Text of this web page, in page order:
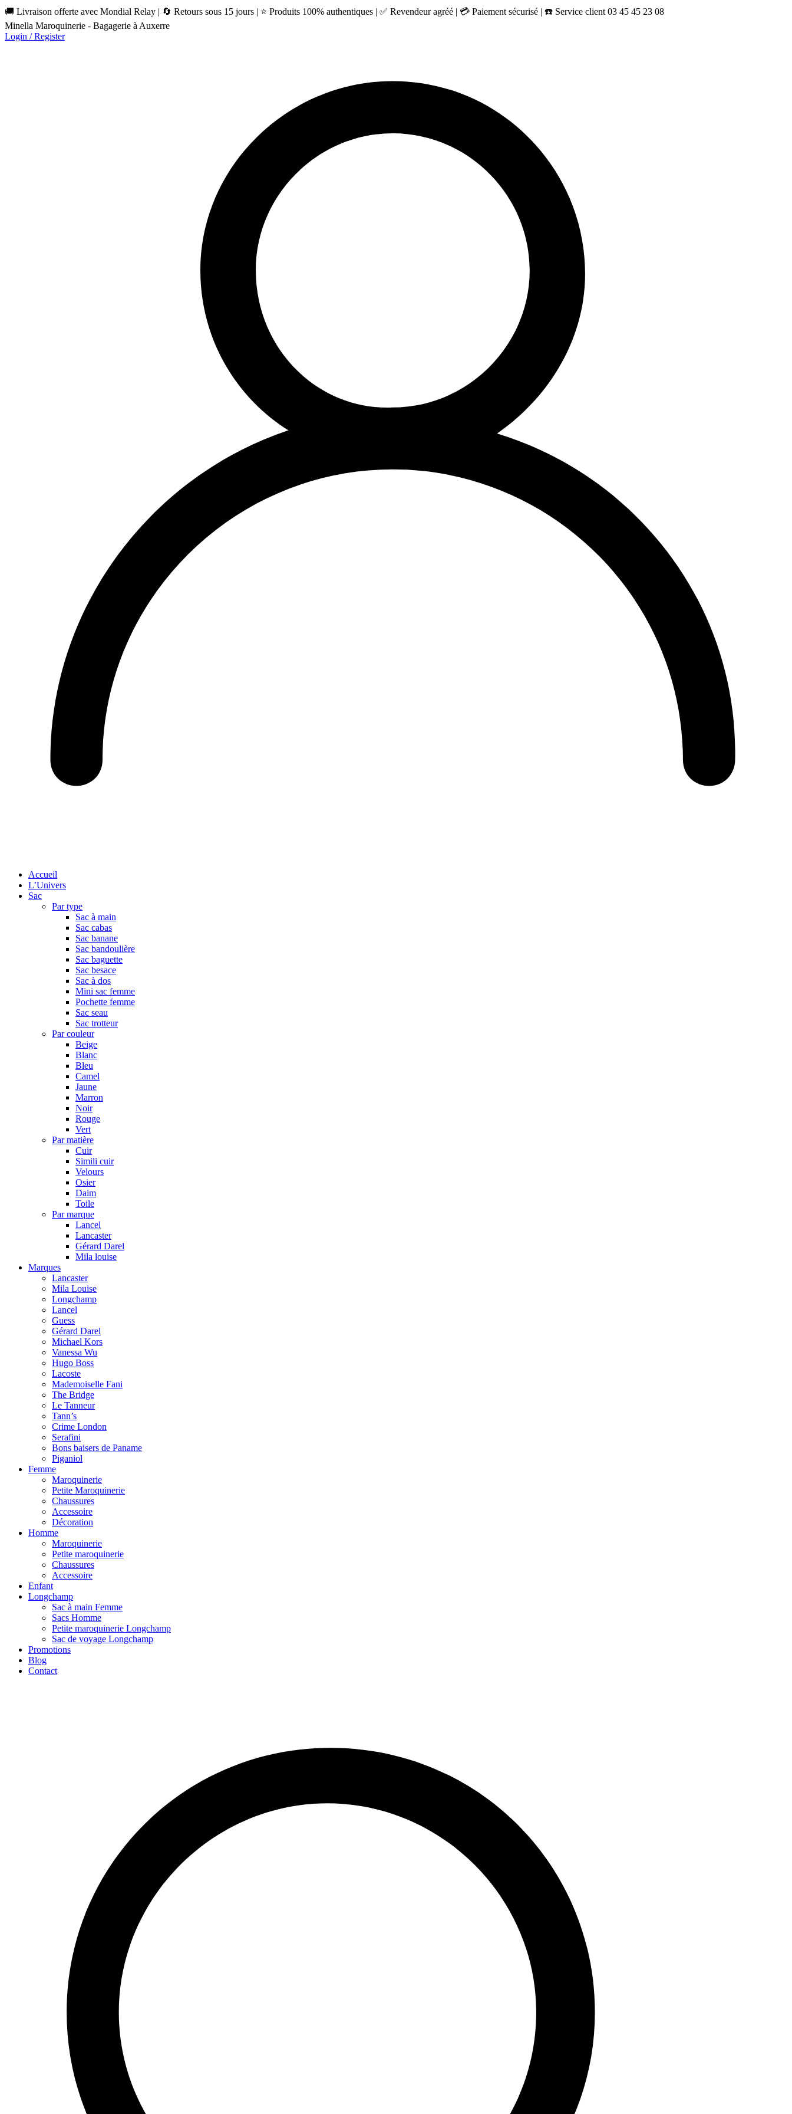
🚚 Livraison offerte avec Mondial Relay | 🔄 Retours sous 15 jours | ⭐ Produits 100% authentiques | ✅ Revendeur agréé | 💳 Paiement sécurisé | ☎️ Service client 03 45 45 23 08
Minella Maroquinerie - Bagagerie à Auxerre
Login / Register
Accueil
L’Univers
Sac
Par type
Sac à main
Sac cabas
Sac banane
Sac bandoulière
Sac baguette
Sac besace
Sac à dos
Mini sac femme
Pochette femme
Sac seau
Sac trotteur
Par couleur
Beige
Blanc
Bleu
Camel
Jaune
Marron
Noir
Rouge
Vert
Par matière
Cuir
Simili cuir
Velours
Osier
Daim
Toile
Par marque
Lancel
Lancaster
Gérard Darel
Mila louise
Marques
Lancaster
Mila Louise
Longchamp
Lancel
Guess
Gérard Darel
Michael Kors
Vanessa Wu
Hugo Boss
Lacoste
Mademoiselle Fani
The Bridge
Le Tanneur
Tann’s
Crime London
Serafini
Bons baisers de Paname
Piganiol
Femme
Maroquinerie
Petite Maroquinerie
Chaussures
Accessoire
Décoration
Homme
Maroquinerie
Petite maroquinerie
Chaussures
Accessoire
Enfant
Longchamp
Sac à main Femme
Sacs Homme
Petite maroquinerie Longchamp
Sac de voyage Longchamp
Promotions
Blog
Contact